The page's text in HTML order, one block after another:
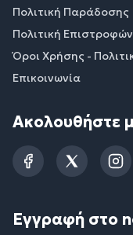
Πολιτική Παράδοσης
Πολιτική
Όροι Χρήσης -
Επικοινωνία
Ακολουθήστε
FacebookTwitter
Εγγραφή στο